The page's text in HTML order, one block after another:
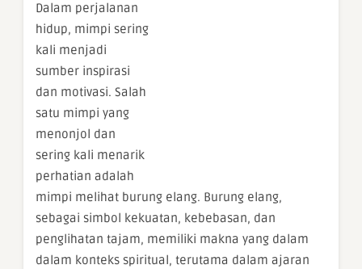
Dalam perjalanan
hidup, mimpi sering
kali menjadi
sumber inspirasi
dan motivasi. Salah
satu mimpi yang
menonjol dan
sering kali menarik
perhatian adalah
mimpi melihat burung elang. Burung elang,
sebagai simbol kekuatan, kebebasan, dan
penglihatan tajam, memiliki makna yang dalam
dalam konteks spiritual, terutama dalam ajaran